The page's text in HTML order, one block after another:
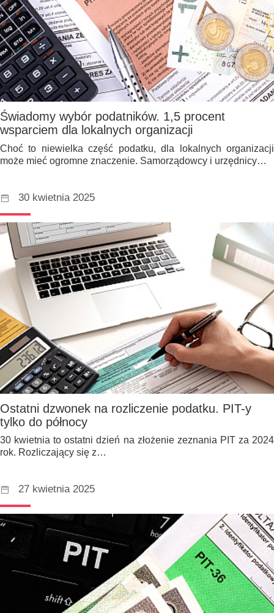
Świadomy wybór podatników. 1,5 procent
wsparciem dla lokalnych organizacji
Choć to niewielka część podatku, dla lokalnych organizacji
może mieć ogromne znaczenie. Samorządowcy i urzędnicy…
30 kwietnia 2025
Ostatni dzwonek na rozliczenie podatku. PIT-y
tylko do północy
30 kwietnia to ostatni dzień na złożenie zeznania PIT za 2024
rok. Rozliczający się z…
27 kwietnia 2025